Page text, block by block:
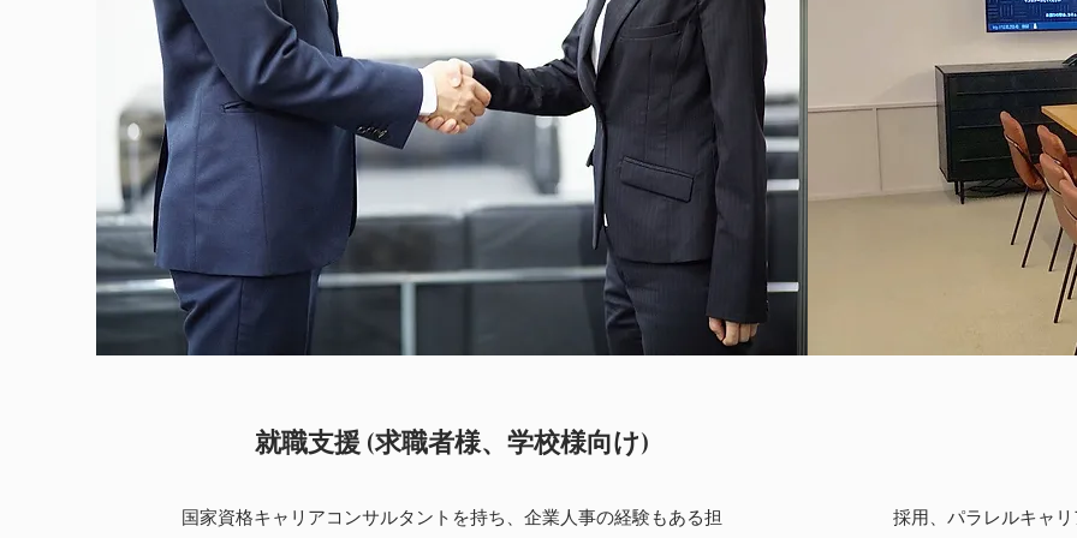
就職支援 (求職者様、学校様向け)
国家資格キャリアコンサルタントを持ち、企業人事の経験もある担 採用、パラレルキャ